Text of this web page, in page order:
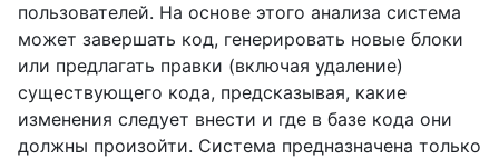
пользователей. На основе этого анализа система
может завершать код, генерировать новые блоки
или предлагать правки (включая удаление)
существующего кода, предсказывая, какие
изменения следует внести и где в базе кода они
должны произойти. Система предназначена только